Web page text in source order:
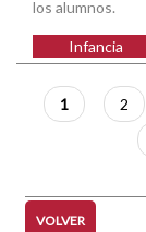
los alumnos.
Infancia
Paginación
Página
actual
1 2
VOLVER